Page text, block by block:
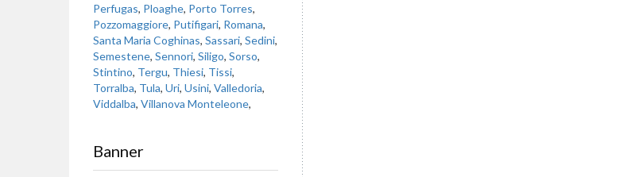
Perfugas, Ploaghe, Porto Torres,
Pozzomaggiore, Putifigari, Romana,
Santa Maria Coghinas, Sassari, Sedini,
Semestene, Sennori, Siligo, Sorso,
Stintino, Tergu, Thiesi, Tissi,
Torralba, Tula, Uri, Usini, Valledoria,
Viddalba, Villanova Monteleone,
Banner